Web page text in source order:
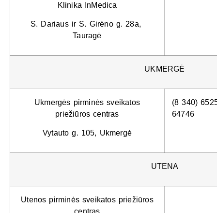
Klinika InMedica
S. Dariaus ir S. Girėno g. 28a,
Tauragė
UKMERGĖ
Ukmergės pirminės sveikatos
priežiūros centras
Vytauto g. 105, Ukmergė
(8 340)
64746
UTENA
Utenos pirminės sveikatos priežiūros
centras